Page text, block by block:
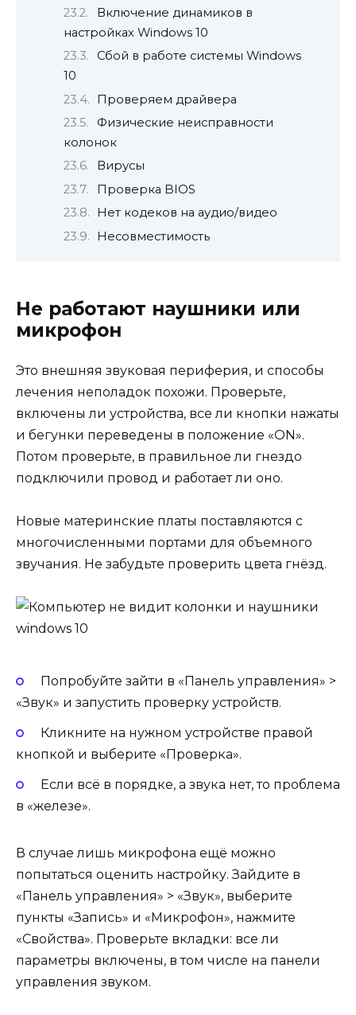
Включение динамиков в
настройках Windows 10
Сбой в работе системы Windows
10
Проверяем драйвера
Физические неисправности
колонок
Вирусы
Проверка BIOS
Нет кодеков на аудио/видео
Несовместимость
Не работают наушники или
микрофон
Это внешняя звуковая периферия, и способы
лечения неполадок похожи. Проверьте,
включены ли устройства, все ли кнопки нажаты
и бегунки переведены в положение «ON».
Потом проверьте, в правильное ли гнездо
подключили провод и работает ли оно.
Новые материнские платы поставляются с
многочисленными портами для объемного
звучания. Не забудьте проверить цвета гнёзд.
Попробуйте зайти в «Панель управления» >
«Звук» и запустить проверку устройств.
Кликните на нужном устройстве правой
кнопкой и выберите «Проверка».
Если всё в порядке, а звука нет, то проблема
в «железе».
В случае лишь микрофона ещё можно
попытаться оценить настройку. Зайдите в
«Панель управления» > «Звук», выберите
пункты «Запись» и «Микрофон», нажмите
«Свойства». Проверьте вкладки: все ли
параметры включены, в том числе на панели
управления звуком.